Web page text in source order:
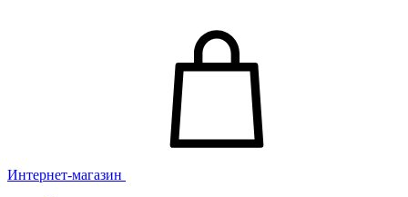
Интернет-магазин